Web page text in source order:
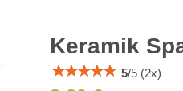
Keramik
5/5 (2x)